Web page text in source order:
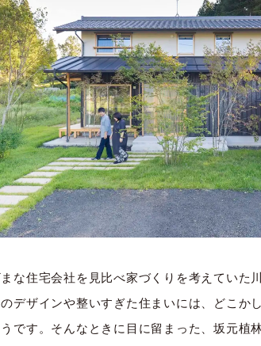
な住宅会社を見比べ家づくりを考えていた
デザインや整いすぎた住まいには、どこか
です。そんなときに目に留まった、坂元植